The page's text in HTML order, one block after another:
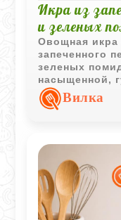
Икра из
и зеленых
Овощная икра
запеченного
зеленых
насыщенной,
для подачи с
картофелем.
Вилка